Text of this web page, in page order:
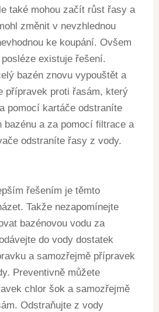
také mohou začít růst řasy a
změnit v nevzhlednou
ke koupání. Ovšem
existuje řešení.
bazén znovu vypouštět a
přípravek proti řasám, který
pomocí kartáče odstraníte
bazénu a za pomocí filtrace a
odstraníte řasy z vody.
řešením je těmto
Takže nezapomínejte
bazénovou vodu za
do vody dostatek
a samozřejmě přípravek
Preventivně můžete
chlor šok a samozřejmě
Odstraňujte z vody